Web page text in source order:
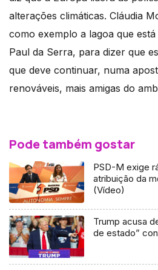
alterações climáticas. Cláudia
como exemplo a lagoa que
Paul da Serra, para dizer que
que deve continuar, numa
renováveis, mais amigas do
Pode também gostar
PSD-M exige
atribuição da
(Vídeo)
Trump acusa
de estado”